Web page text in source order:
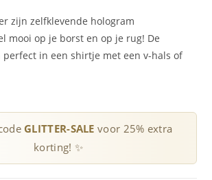
zijn zelfklevende hologram
mooi op je borst en op je rug! De
in een shirtje met een v-hals of
GLITTER-SALE voor 25% extra
korting! ✨